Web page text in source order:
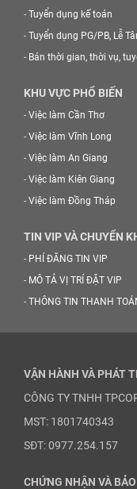
- Tuyển dụng kế toán
- Tuyển dụng PG/PB, Lễ
- Bán thời gian, thời vụ,
KHU VỰC PHỔ BIẾN
- Việc làm Cần Thơ
- Việc làm Vĩnh Long
- Việc làm An Giang
- Việc làm Kiên Giang
- Việc làm Đồng Tháp
TIN VIP VÀ CHUYỂN
- PHÍ ĐĂNG TIN VIP
- MÔ TẢ VỊ TRÍ ĐẶT VIP
- THÔNG TIN THANH
VẬN HÀNH VÀ PHÁT
CÔNG TY TNHH
MST: 1801740343
SĐT: 0977.254.157
CHỨNG NHẬN VÀ